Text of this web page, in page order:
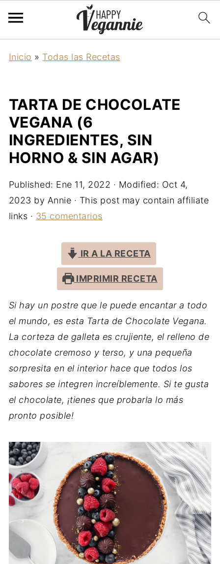
Inicio » Todas las Recetas
TARTA DE CHOCOLATE
VEGANA (6
INGREDIENTES, SIN
HORNO & SIN AGAR)
Published: Ene 11, 2022 · Modified: Oct 4,
2023 by Annie · This post may contain affiliate
links · 35 comentarios
IR A LA RECETA
IMPRIMIR RECETA
Si hay un postre que le puede encantar a todo
el mundo, es esta Tarta de Chocolate Vegana.
La corteza de galleta es crujiente, el relleno de
chocolate cremoso y terso, y una pequeña
sorpresita en el interior hace que todos los
sabores se integren increíblemente. Si te gusta
el chocolate, ¡tienes que probarla lo más
pronto posible!